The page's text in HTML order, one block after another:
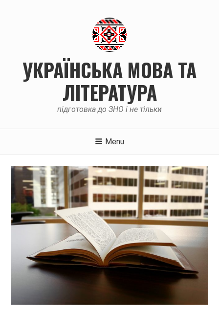
УКРАЇНСЬКА МОВА ТА
ЛІТЕРАТУРА
підготовка до ЗНО і не тільки
Menu